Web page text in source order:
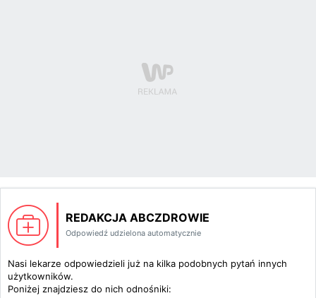
REDAKCJA ABCZDROWIE
Odpowiedź udzielona automatycznie
Nasi lekarze odpowiedzieli już na kilka podobnych pytań innych
użytkowników.
Poniżej znajdziesz do nich odnośniki: